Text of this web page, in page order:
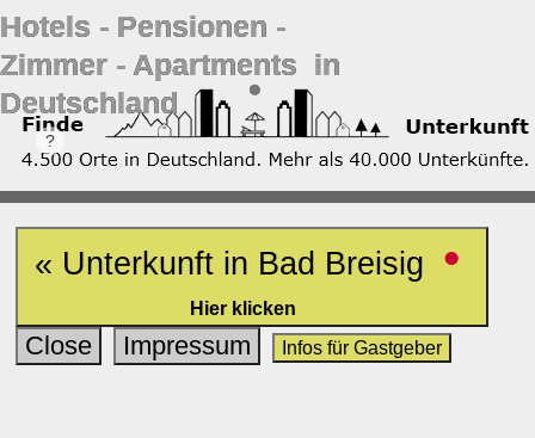
Hotels ‐ Pensionen ‐
Zimmer ‐ Apartments in
Deutschland
« Unterkunft in Bad Breisig •
Hier klicken
Close Impressum Infos für Gastgeber